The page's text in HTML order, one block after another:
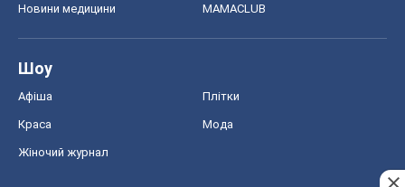
Новини медицини MAMACLUB
Шоу
Афіша Плітки
Краса Мода
Жіночий журнал